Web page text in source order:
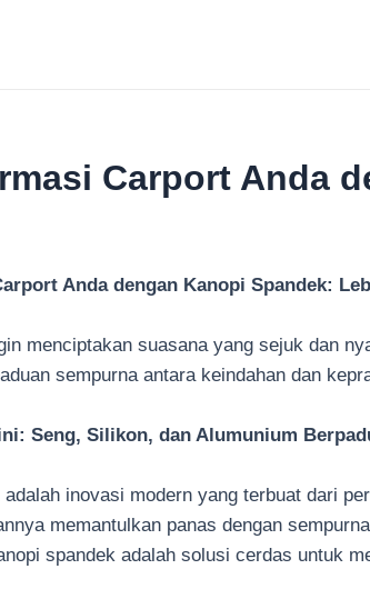
Carport Anda
Anda dengan Kanopi Spandek:
menciptakan suasana yang sejuk dan
sempurna antara keindahan dan
Seng, Silikon, dan Alumunium
adalah inovasi modern yang terbuat dari
memantulkan panas dengan
spandek adalah solusi cerdas untuk